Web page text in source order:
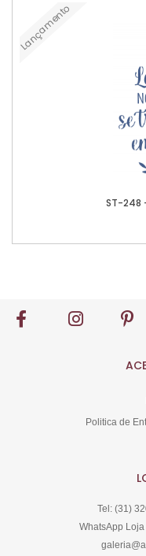
Lançamento
ST-248
Politica de
Tel: (31)
WhatsApp